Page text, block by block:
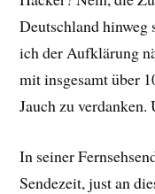
Deutschland
ich der Aufklärung
mit insgesamt über
Jauch zu verdanken.
In seiner
Sendezeit, just an